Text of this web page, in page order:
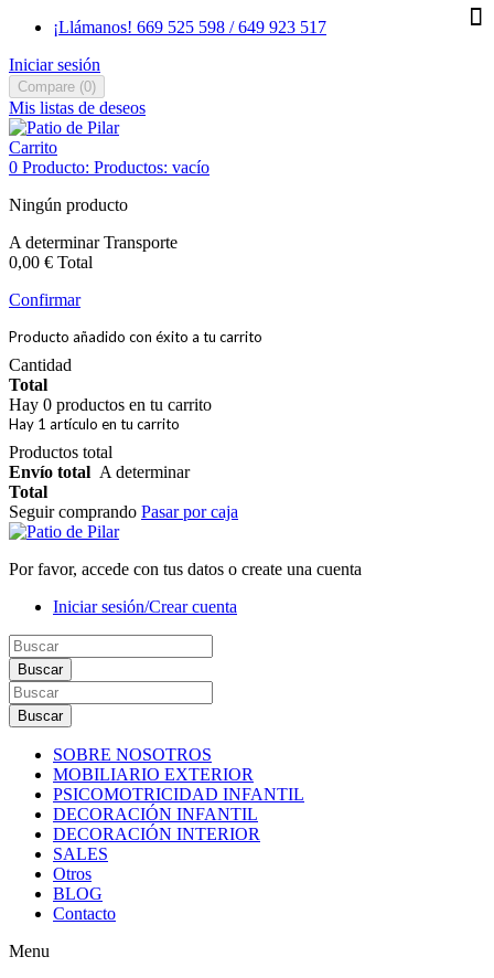
¡Llámanos! 669 525 598 / 649 923 517
Iniciar sesión
Compare (0)
Mis listas de deseos
Carrito
0 Producto: Productos: vacío
Ningún producto
A determinarTransporte
0,00 € Total
Confirmar
Producto añadido con éxito a tu carrito
Cantidad
Total
Hay 0 productos en tu carrito
Hay 1 artículo en tu carrito
Productos total
Envío total A determinar
Total
Seguir comprando Pasar por caja
Por favor, accede con tus datos o create una cuenta
Iniciar sesión/Crear cuenta
Buscar
Buscar
SOBRE NOSOTROS
MOBILIARIO EXTERIOR
PSICOMOTRICIDAD INFANTIL
DECORACIÓN INFANTIL
DECORACIÓN INTERIOR
SALES
Otros
BLOG
Contacto
Menu